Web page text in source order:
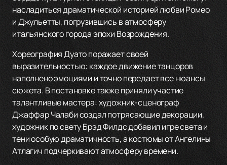
насладиться драматической историей любви Ромео
и Джульетты, погрузившись в атмосферу
итальянского города эпохи Возрождения.
Хореография Дуато поражает своей
выразительностью: каждое движение танцоров
наполнено эмоциями и точно передает все нюансы
сюжета. В постановке также приняли участие
талантливые мастера: художник-сценограф
Джаффар Чалаби создал потрясающие декорации,
художник по свету Брэд Филдс добавил игре света и
тени особую драматичность, а костюмы от Ангелины
Атлагич подчеркивают атмосферу времени.